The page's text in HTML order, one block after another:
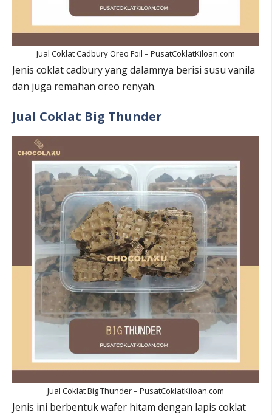
Jual Coklat Cadbury Oreo Foil – PusatCoklatKiloan.com
Jenis coklat cadbury yang dalamnya berisi susu vanila
dan juga remahan oreo renyah.
Jual Coklat Big Thunder
Jual Coklat Big Thunder – PusatCoklatKiloan.com
Jenis ini berbentuk wafer hitam dengan lapis coklat